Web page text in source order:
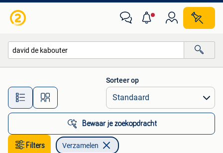
Alle afstanden…
Sorteer op
Bewaar je zoekopdracht
Filters Verzamelen